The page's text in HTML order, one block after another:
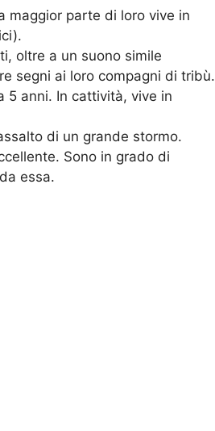
maggior parte di loro vive in
oltre a un suono simile
segni ai loro compagni di tribù.
5 anni. In cattività, vive in
di un grande stormo.
Sono in grado di
essa.